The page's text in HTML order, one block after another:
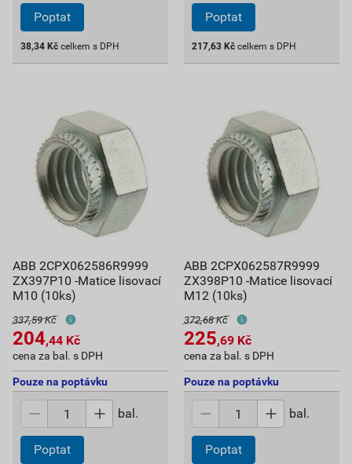
Poptat
38,34 Kč celkem s DPH
Poptat
217,63 Kč celkem s DPH
ABB 2CPX062586R9999
ZX397P10 -Matice lisovací
M10 (10ks)
337,59 Kč
204,44 Kč
cena za bal. s DPH
Pouze na poptávku
bal.
Poptat
ABB 2CPX062587R9999
ZX398P10 -Matice lisovací
M12 (10ks)
372,68 Kč
225,69 Kč
cena za bal. s DPH
Pouze na poptávku
bal.
Poptat